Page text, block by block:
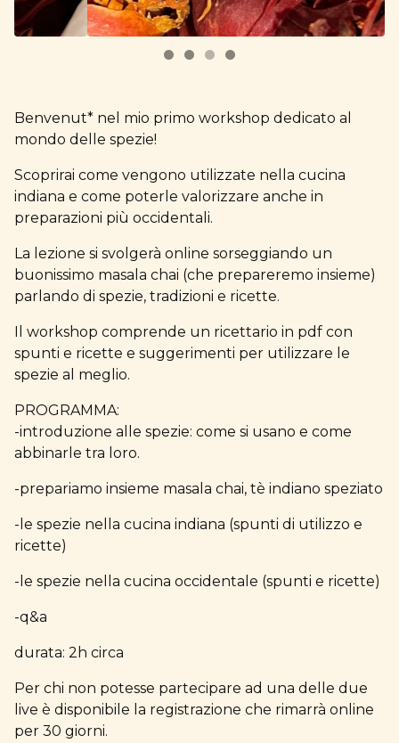
Benvenut* nel mio primo workshop dedicato al
mondo delle spezie!
Scoprirai come vengono utilizzate nella cucina
indiana e come poterle valorizzare anche in
preparazioni più occidentali.
La lezione si svolgerà online sorseggiando un
buonissimo masala chai (che prepareremo insieme)
parlando di spezie, tradizioni e ricette.
Il workshop comprende un ricettario in pdf con
spunti e ricette e suggerimenti per utilizzare le
spezie al meglio.
PROGRAMMA:
-introduzione alle spezie: come si usano e come
abbinarle tra loro.
-prepariamo insieme masala chai, tè indiano speziato
-le spezie nella cucina indiana (spunti di utilizzo e
ricette)
-le spezie nella cucina occidentale (spunti e ricette)
-q&a
durata: 2h circa
Per chi non potesse partecipare ad una delle due
live è disponibile la registrazione che rimarrà online
per 30 giorni.